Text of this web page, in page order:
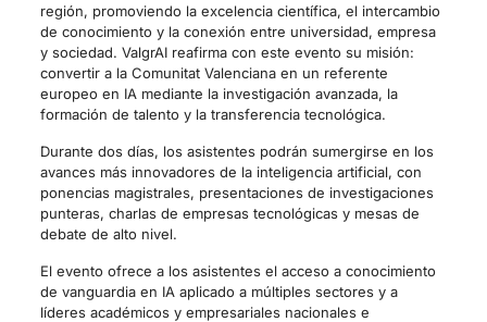
región, promoviendo la excelencia científica, el intercambio
de conocimiento y la conexión entre universidad, empresa
y sociedad. ValgrAI reafirma con este evento su misión:
convertir a la Comunitat Valenciana en un referente
europeo en IA mediante la investigación avanzada, la
formación de talento y la transferencia tecnológica.
Durante dos días, los asistentes podrán sumergirse en los
avances más innovadores de la inteligencia artificial, con
ponencias magistrales, presentaciones de investigaciones
punteras, charlas de empresas tecnológicas y mesas de
debate de alto nivel.
El evento ofrece a los asistentes el acceso a conocimiento
de vanguardia en IA aplicado a múltiples sectores y a
líderes académicos y empresariales nacionales e